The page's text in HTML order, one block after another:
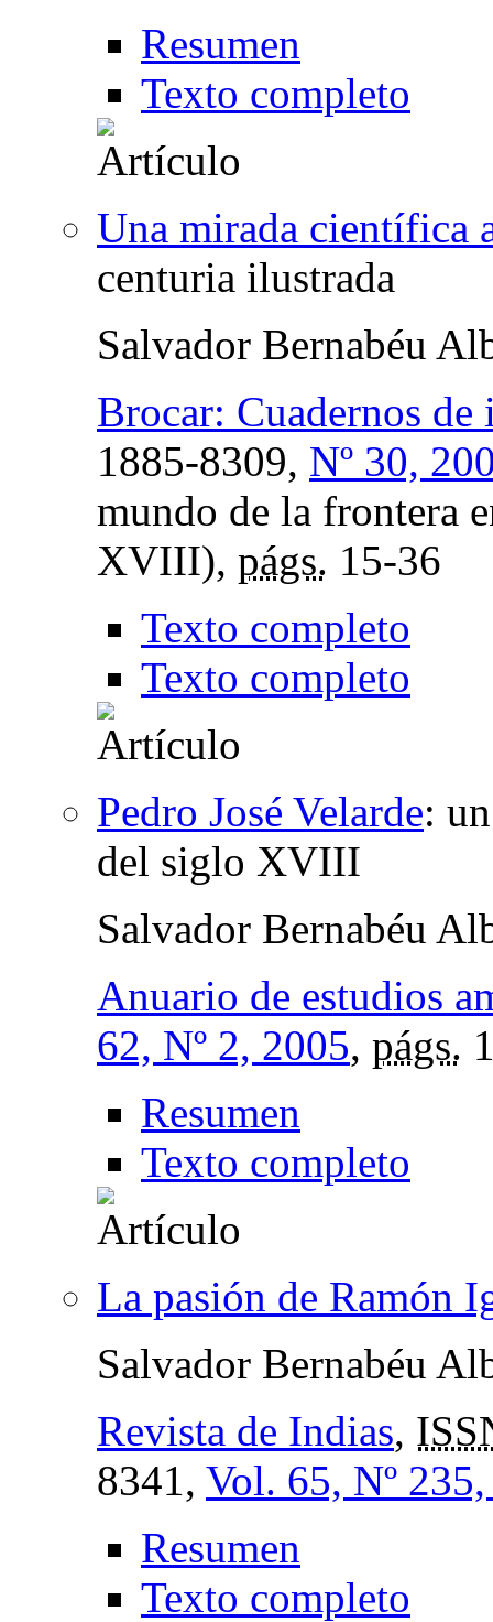
Resumen
Texto completo
Una mirada científica
centuria ilustrada
Salvador Bernabéu
Brocar: Cuadernos
1885-8309, Nº 30,
mundo de la frontera
XVIII), págs. 15-36
Texto completo
Texto completo
Pedro José Velarde:
del siglo XVIII
Salvador Bernabéu
Anuario de estudios
62, Nº 2, 2005, págs.
Resumen
Texto completo
La pasión de Ramón
Salvador Bernabéu
Revista de Indias,
8341, Vol. 65, Nº
Resumen
Texto completo